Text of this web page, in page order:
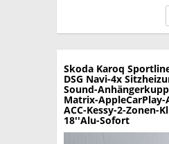
Skoda Karoq
DSG Navi-4x
Sound-
Matrix-
ACC-Kessy-2-Zonen-
18''Alu-Sofort